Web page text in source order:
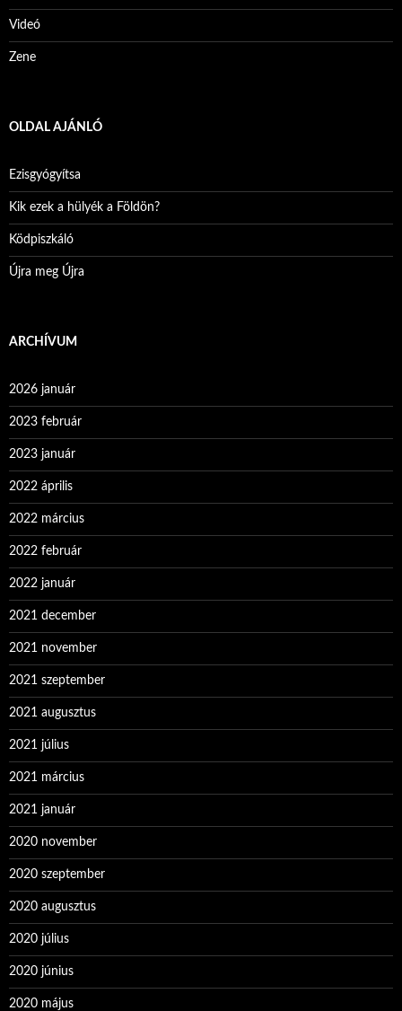
Videó
Zene
OLDAL AJÁNLÓ
Ezisgyógyítsa
Kik ezek a hülyék a Földön?
Ködpiszkáló
Újra meg Újra
ARCHÍVUM
2026 január
2023 február
2023 január
2022 április
2022 március
2022 február
2022 január
2021 december
2021 november
2021 szeptember
2021 augusztus
2021 július
2021 március
2021 január
2020 november
2020 szeptember
2020 augusztus
2020 július
2020 június
2020 május